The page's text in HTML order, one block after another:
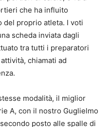
che ha influito
del proprio atleta. I voti
scheda inviata dagli
tra tutti i preparatori
chiamati ad
modalità, il miglior
A, con il nostro Guglielmo
posto alle spalle di